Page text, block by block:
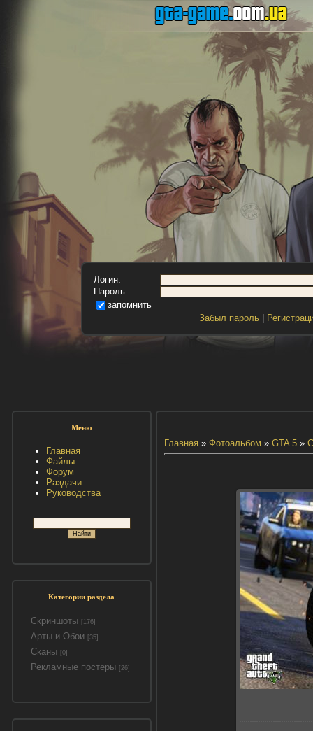
Логин:
Пароль:
запомнить
Забыл пароль|
Меню
Главная
Файлы
Форум
Раздачи
Руководства
Категории раздела
Скриншоты [176]
Арты и Обои [35]
Сканы [0]
Рекламные постеры [26]
Главная» Фотоальбом » GTA 5»